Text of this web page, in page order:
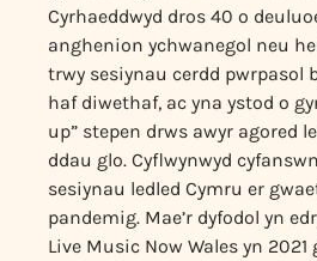
Cyrhaeddwyd dros 40 o
anghenion ychwanegol neu
trwy sesiynau cerdd pwrpasol
haf diwethaf, ac yna ystod o
up” stepen drws awyr agored
ddau glo. Cyflwynwyd
sesiynau ledled Cymru er
pandemig. Mae’r dyfodol yn
Live Music Now Wales yn 2021